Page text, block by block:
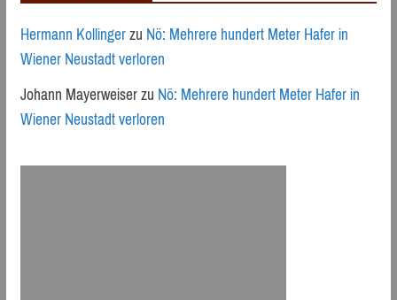
Hermann KollingerzuNö: Mehrere hundert Meter Hafer in
Wiener Neustadt verloren
Johann MayerweiserzuNö: Mehrere hundert Meter Hafer in
Wiener Neustadt verloren